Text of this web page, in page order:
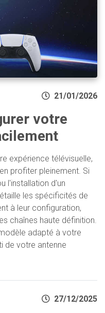
21/01/2026
votre
expérience télévisuelle,
profiter pleinement. Si
l'installation d'un
les spécificités de
à leur configuration,
chaînes haute définition.
adapté à votre
de votre antenne
27/12/2025